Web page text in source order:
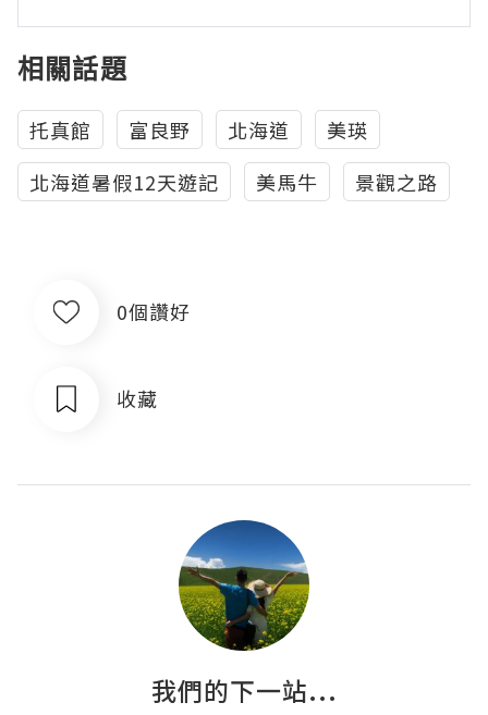
相關話題
托真館 富良野 北海道
美瑛
北海道暑假12天遊記
美馬牛 景觀之路
0個讚好
收藏
我們的下一站...